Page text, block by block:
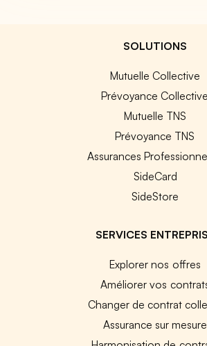
SOLUTIONS
Mutuelle Collective
Prévoyance Collective
Mutuelle TNS
Prévoyance TNS
Assurances
SideCard
SideStore
SERVICES
Explorer nos offres
Améliorer vos
Changer de contrat
Assurance sur mesure